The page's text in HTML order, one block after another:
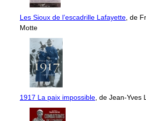
Les Sioux de l’escadrille Lafayette , de
Motte
1917 La paix impossible , de Jean-Yves